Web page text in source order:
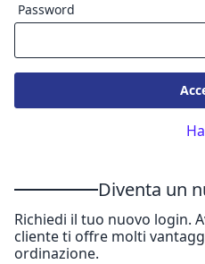
Password
Diventa un
Richiedi il tuo nuovo login.
cliente ti offre molti
ordinazione.